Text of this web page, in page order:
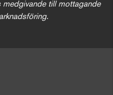
medgivande till mottagande